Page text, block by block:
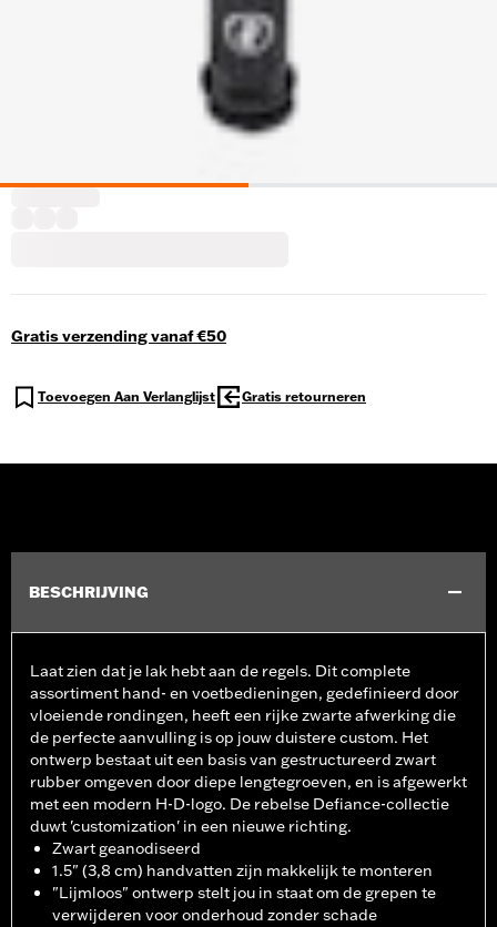
Gratis verzending vanaf €50
Toevoegen Aan Verlanglijst Gratis retourneren
BESCHRIJVING
Laat zien dat je lak hebt aan de regels. Dit complete
assortiment hand- en voetbedieningen, gedefinieerd door
vloeiende rondingen, heeft een rijke zwarte afwerking die
de perfecte aanvulling is op jouw duistere custom. Het
ontwerp bestaat uit een basis van gestructureerd zwart
rubber omgeven door diepe lengtegroeven, en is afgewerkt
met een modern H-D-logo. De rebelse Defiance-collectie
duwt 'customization' in een nieuwe richting.
Zwart geanodiseerd
1.5" (3,8 cm) handvatten zijn makkelijk te monteren
"Lijmloos" ontwerp stelt jou in staat om de grepen te
verwijderen voor onderhoud zonder schade